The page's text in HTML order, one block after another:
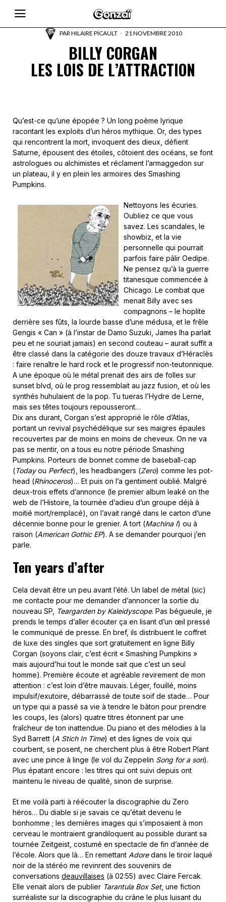
PARHILAIRE PICAULT 21 NOVEMBRE 2010
BILLY CORGAN
LES LOIS DE L’ATTRACTION
Qu’est-ce qu’une épopée ? Un long poème lyrique
racontant les exploits d’un héros mythique. Or, des types
qui rencontrent la mort, invoquent des dieux, défient
Saturne, épousent des étoiles, côtoient des océans, se font
astrologues ou alchimistes et réclament l’armaggedon sur
un plateau, il y en plein les armoires des Smashing
Pumpkins.
Nettoyons les écuries.
Oubliez ce que vous
savez. Les scandales, le
showbiz, et la vie
personnelle qui pourrait
parfois faire pâlir Oedipe.
Ne pensez qu’à la guerre
titanesque commencée à
Chicago. Le combat que
menait Billy avec ses
compagnons – le hoplite
derrière ses fûts, la lourde basse d’une médusa, et le frêle
Gengis « Can » (à l’instar de Damo Suzuki, James Iha parlait
peu et ne souriait jamais) en second couteau – aurait suffit a
être classé dans la catégorie des douze travaux d’Héraclès
: faire renaître le hard rock et le progressif non-teutonnique.
A une époque où le métal prenait des airs de folles sur
sunset blvd, où le prog ressemblait au jazz fusion, et où les
synthés huhulaient de la pop. Tu tueras l’Hydre de Lerne,
mais ses têtes toujours repousseront…
Dix ans durant, Corgan s’est approprié le rôle d’Atlas,
portant un revival psychédélique sur ses maigres épaules
recouvertes par de moins en moins de cheveux. On ne va
pas se mentir, on a tous eu notre période Smashing
Pumpkins. Porteurs de bonnet comme de baseball-cap
(Todayou Perfect), les headbangers (Zero) comme les pot-
head (Rhinoceros)… Et puis on l’a gentiment oublié. Malgré
deux-trois effets d’annonce (le premier album leaké on the
web de l’Histoire, la tournée d’adieu d’un groupe déjà à
moitié mort/remplacé), on l’avait rangé dans le carton d’une
décennie bonne pour le grenier. A tort (Machina I) ou à
raison (American Gothic EP). A se demander pourquoi j’en
parle.
Ten years d’after
Cela devait être un peu avant l’été. Un label de métal (sic)
me contacte pour me demander d’annoncer la sortie du
nouveau SP,
Teargarden by Kaleidyscope. Pas bégueule, je
prends le temps d’aller écouter ça en lisant d’un œil pressé
le communiqué de presse. En bref, ils distribuent le coffret
de luxe des singles que sort gratuitement en ligne Billy
Corgan (soyons clair, c’est écrit « Smashing Pumpkins »
mais aujourd’hui tout le monde sait que c’est un seul
homme). Première écoute et agréable revirement de mon
attention : c’est loin d’être mauvais. Léger, fouillé, moins
impulsif/exutoire, débarrassé de toute soif de stade… Pour
un type qui a passé sa vie à tendre le bâton pour prendre
les coups, les (alors) quatre titres étonnent par une
fraîcheur de ton inattendue. Du piano et des mélodies à la
Syd Barrett (A Stich In Time) et des lignes de voix qui
courbent, se posent, ne cherchent plus à être Robert Plant
avec une pince à linge (le vol du Zeppelin Song for a son).
Plus épatant encore : les titres qui ont suivi depuis ont
maintenu le niveau de qualité, sinon de surprise.
Et me voilà parti à réécouter la discographie du Zero
héros… Du diable si je savais ce qu’était devenu le
bonhomme ; les dernières images qui s’imposaient à mon
cerveau le montraient grandiloquent au possible durant sa
tournée Zeitgeist, costumé en spectacle de fin d’année de
l’école. Alors que là… En remettant Adoredans le tiroir laqué
noir de la stéréo me revinrent des souvenirs de
conversations deauvillaises (à 02:55) avec Claire Fercak.
Elle venait alors de publier Tarantula Box Set, une fiction
surréaliste sur la discographie du crâne le plus luisant du